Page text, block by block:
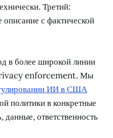
Третий:
описание с фактической
в более широкой линии
enforcement. Мы
ИИ в США
политики в конкретные
данные, ответственность